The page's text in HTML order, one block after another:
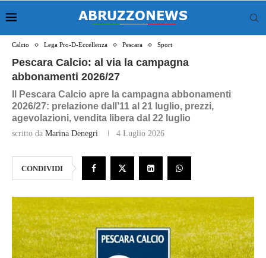
Calcio Lega Pro-D-Eccellenza Pescara Sport
Pescara Calcio: al via la campagna
abbonamenti 2026/27
Il Pescara Calcio apre la campagna abbonamenti
2026/27: prelazione dall’11 al 21 luglio, prezzi,
agevolazioni, vendita libera dal 22 luglio
scritto da Marina Denegri 4 Luglio 2026
CONDIVIDI